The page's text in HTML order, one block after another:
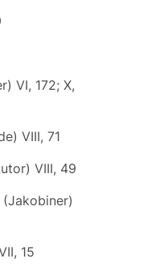
VI, 172; X,
VIII, 71
VIII, 49
15